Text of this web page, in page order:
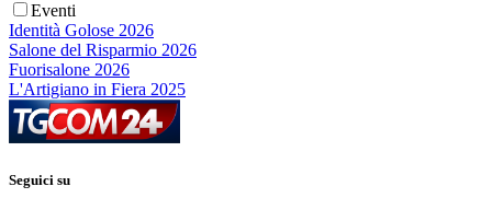
Eventi
Identità Golose 2026
Salone del Risparmio 2026
Fuorisalone 2026
L'Artigiano in Fiera 2025
Seguici su